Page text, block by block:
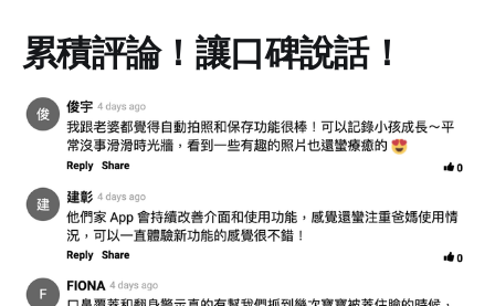
累積評論！讓口碑說話！